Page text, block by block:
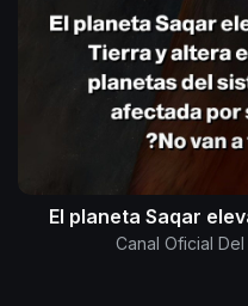
El planeta Saqar
Canal Oficial